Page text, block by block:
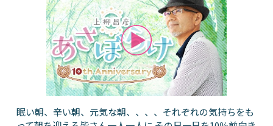
眠い朝、辛い朝、元気な朝、、、、それぞれの気持ちをも